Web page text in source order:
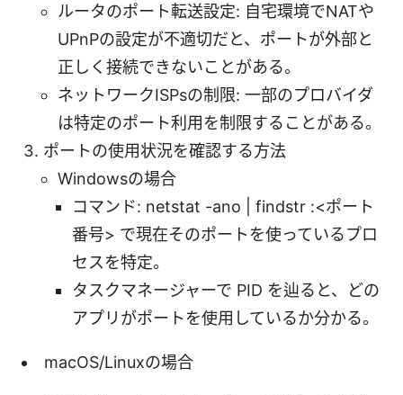
ルータのポート転送設定: 自宅環境でNATや
UPnPの設定が不適切だと、ポートが外部と
正しく接続できないことがある。
ネットワークISPsの制限: 一部のプロバイダ
は特定のポート利用を制限することがある。
ポートの使用状況を確認する方法
Windowsの場合
コマンド: netstat -ano | findstr :<ポート
番号> で現在そのポートを使っているプロ
セスを特定。
タスクマネージャーで PID を辿ると、どの
アプリがポートを使用しているか分かる。
macOS/Linuxの場合